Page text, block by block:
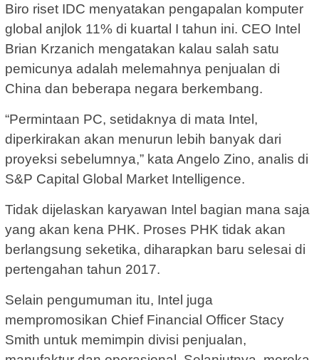
Biro riset IDC menyatakan pengapalan komputer
global anjlok 11% di kuartal I tahun ini. CEO Intel
Brian Krzanich mengatakan kalau salah satu
pemicunya adalah melemahnya penjualan di
China dan beberapa negara berkembang.
“Permintaan PC, setidaknya di mata Intel,
diperkirakan akan menurun lebih banyak dari
proyeksi sebelumnya,” kata Angelo Zino, analis di
S&P Capital Global Market Intelligence.
Tidak dijelaskan karyawan Intel bagian mana saja
yang akan kena PHK. Proses PHK tidak akan
berlangsung seketika, diharapkan baru selesai di
pertengahan tahun 2017.
Selain pengumuman itu, Intel juga
mempromosikan Chief Financial Officer Stacy
Smith untuk memimpin divisi penjualan,